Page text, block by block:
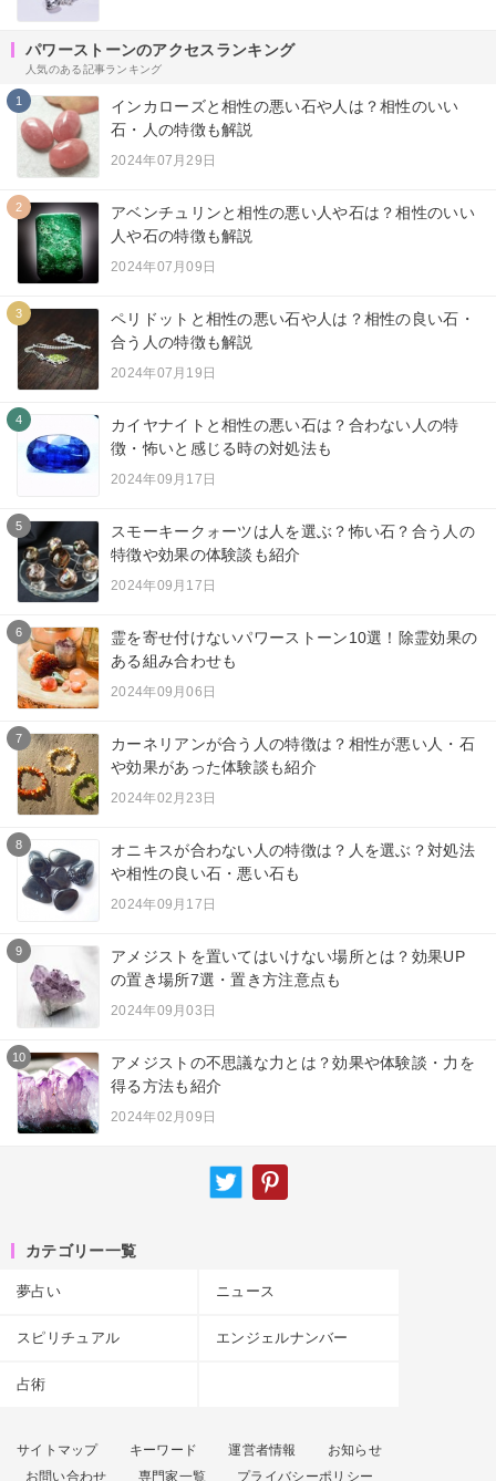
パワーストーンのアクセスランキング
人気のある記事ランキング
1
インカローズと相性の悪い石や人は？相性のいい
石・人の特徴も解説
2024年07月29日
2
アベンチュリンと相性の悪い人や石は？相性のいい
人や石の特徴も解説
2024年07月09日
3
ペリドットと相性の悪い石や人は？相性の良い石・
合う人の特徴も解説
2024年07月19日
4
カイヤナイトと相性の悪い石は？合わない人の特
徴・怖いと感じる時の対処法も
2024年09月17日
5
スモーキークォーツは人を選ぶ？怖い石？合う人の
特徴や効果の体験談も紹介
2024年09月17日
6
霊を寄せ付けないパワーストーン10選！除霊効果の
ある組み合わせも
2024年09月06日
7
カーネリアンが合う人の特徴は？相性が悪い人・石
や効果があった体験談も紹介
2024年02月23日
8
オニキスが合わない人の特徴は？人を選ぶ？対処法
や相性の良い石・悪い石も
2024年09月17日
9
アメジストを置いてはいけない場所とは？効果UP
の置き場所7選・置き方注意点も
2024年09月03日
10
アメジストの不思議な力とは？効果や体験談・力を
得る方法も紹介
2024年02月09日
カテゴリー一覧
夢占い ニュース
スピリチュアル エンジェルナンバー
占術
サイトマップ キーワード 運営者情報
お知らせ
お問い合わせ
専門家一覧 プライバシーポリシー